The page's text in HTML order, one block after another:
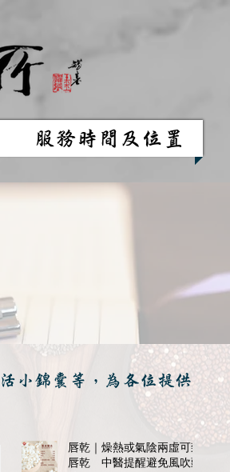
服務時間及位置
小錦囊等，為各位提供
唇乾｜燥熱或氣陰兩虛可致
唇乾 中醫提醒避免風吹頭